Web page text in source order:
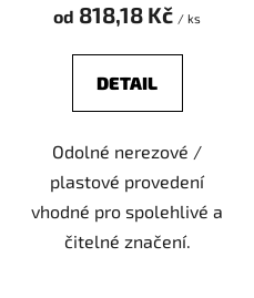
od 818,18 Kč / ks
DETAIL
Odolné nerezové /
plastové provedení
vhodné pro spolehlivé a
čitelné značení.